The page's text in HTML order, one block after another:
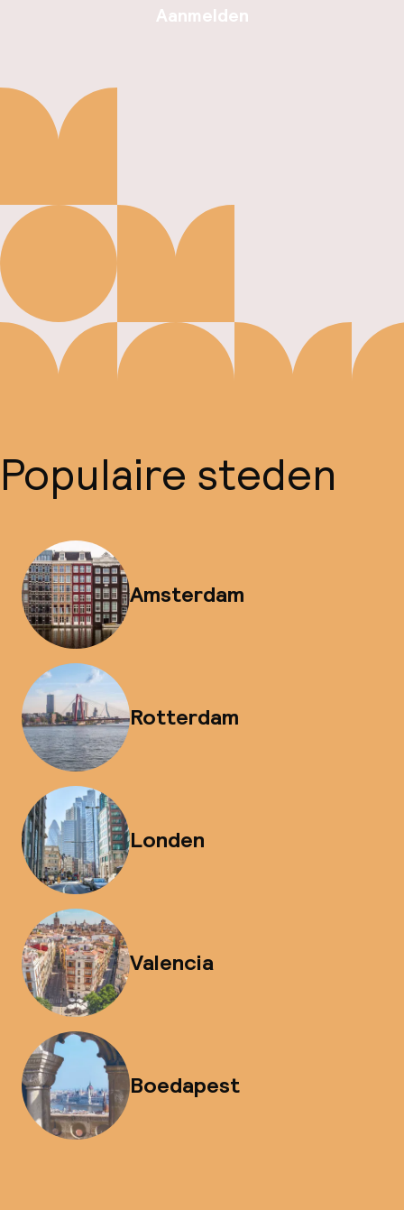
Aanmelden
Populaire steden
Amsterdam
Rotterdam
Londen
Valencia
Boedapest